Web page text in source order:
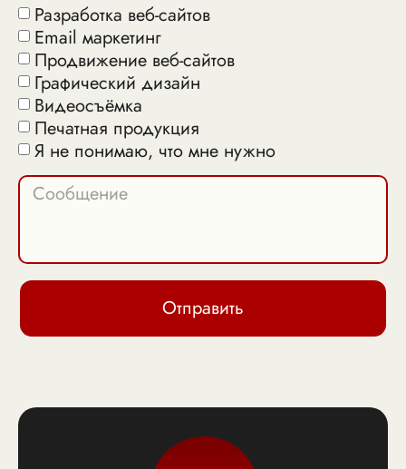
Разработка веб-сайтов
Email маркетинг
Продвижение веб-сайтов
Графический дизайн
Видеосъёмка
Печатная продукция
Я не понимаю, что мне нужно
Отправить